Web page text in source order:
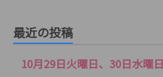
最近の投稿
10月29日火曜日、30日水曜